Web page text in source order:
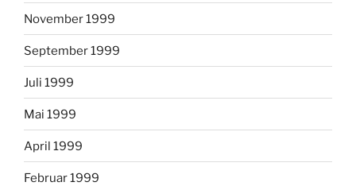
November 1999
September 1999
Juli 1999
Mai 1999
April 1999
Februar 1999